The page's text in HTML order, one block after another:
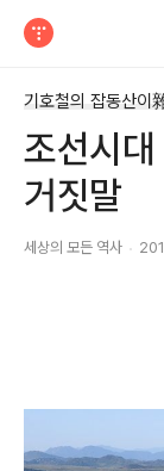
기호철의 잡동산이
조선시
거짓말
세상의 모든 역사